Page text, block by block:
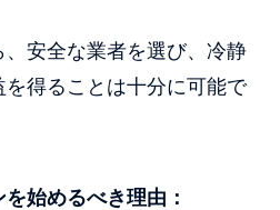
、安全な業者を選び、冷静
得ることは十分に可能で
始めるべき理由：